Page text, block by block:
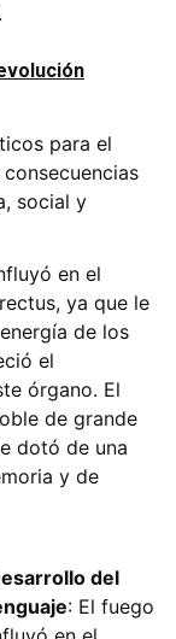
para el
social y
en el
ya que le
de los
el
órgano. El
de grande
dotó de una
y de
del
: El fuego